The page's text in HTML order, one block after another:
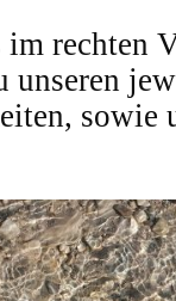
im rechten
unseren
sowie